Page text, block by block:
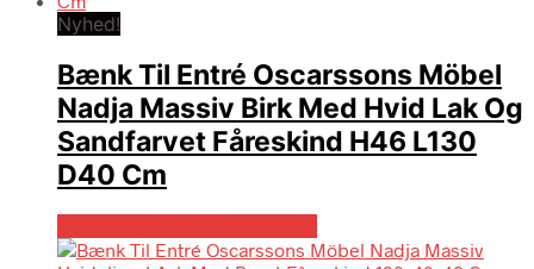
Nyhed!
Bænk Til Entré Oscarssons Möbel
Nadja Massiv Birk Med Hvid Lak Og
Sandfarvet Fåreskind H46 L130
D40 Cm